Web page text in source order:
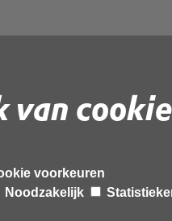
voorkeuren
Noodzakelijk